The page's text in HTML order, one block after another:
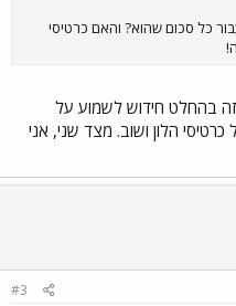
כל סכום שהוא? והאם כרטיסי
זה בהחלט חידוש לשמוע על
כרטיסי הלון ושוב. מצד שני, אני
#3